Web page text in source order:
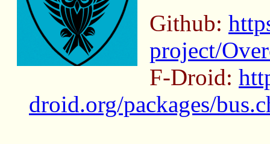
Github:
project/
F-Droid:
droid.org/packages/